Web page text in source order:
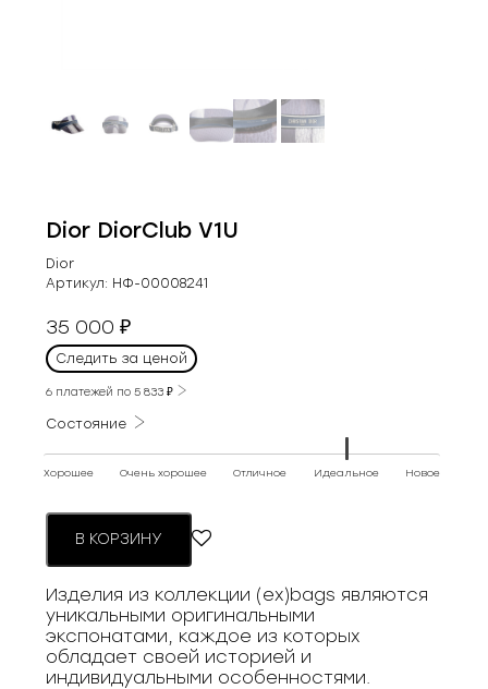
Dior DiorClub V1U
Dior
Артикул: НФ-00008241
35 000₽
Следить за ценой
6 платежей по5 833₽
Состояние
Хорошее Очень хорошее Отличное Идеальное Новое
В КОРЗИНУ
Изделия из коллекции (ex)bags являются
уникальными оригинальными
экспонатами, каждое из которых
обладает своей историей и
индивидуальными особенностями.